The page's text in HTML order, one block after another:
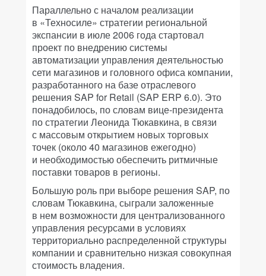
Параллельно с началом реализации
в «Техносиле» стратегии региональной
экспансии в июле 2006 года стартовал
проект по внедрению системы
автоматизации управления деятельностью
сети магазинов и головного офиса компании,
разработанного на базе отраслевого
решения SAP for Retail (SAP ERP 6.0). Это
понадобилось, по словам вице-президента
по стратегии Леонида Тюкавкина, в связи
с массовым открытием новых торговых
точек (около 40 магазинов ежегодно)
и необходимостью обеспечить ритмичные
поставки товаров в регионы.
Большую роль при выборе решения SAP, по
словам Тюкавкина, сыграли заложенные
в нем возможности для централизованного
управления ресурсами в условиях
территориально распределенной структуры
компании и сравнительно низкая совокупная
стоимость владения.